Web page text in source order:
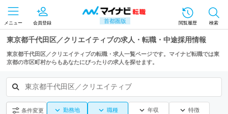
首都圏版
メニュー 会員登録 閲覧履歴 検索
東京都千代田区／クリエイティブの求人・転職・中途採用情報
東京都千代田区／クリエイティブの転職・求人一覧ページです。マイナビ転職では東
京都の市区町村からもあなたにぴったりの求人を探せます。
東京都千代田区／クリエイティブ
条件変更 勤務地 職種 年収 特徴